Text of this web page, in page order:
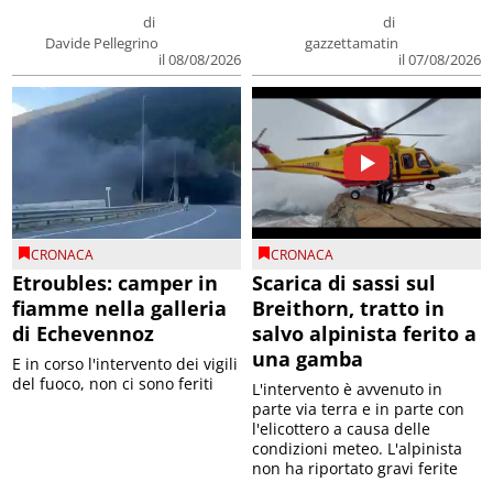
di
Davide Pellegrino
il 08/08/2026
di
gazzettamatin
il 07/08/2026
CRONACA
Etroubles: camper in
fiamme nella galleria
di Echevennoz
E in corso l'intervento dei vigili
del fuoco, non ci sono feriti
CRONACA
Scarica di sassi sul
Breithorn, tratto in
salvo alpinista ferito a
una gamba
L'intervento è avvenuto in
parte via terra e in parte con
l'elicottero a causa delle
condizioni meteo. L'alpinista
non ha riportato gravi ferite